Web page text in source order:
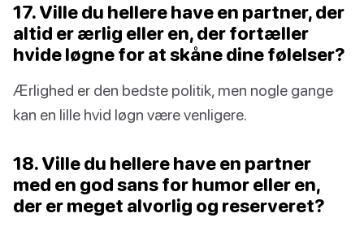
17. Ville du hellere have en partner, der
altid er ærlig eller en, der fortæller
hvide løgne for at skåne dine følelser?
Ærlighed er den bedste politik, men nogle gange
kan en lille hvid løgn være venligere.
18. Ville du hellere have en partner
med en god sans for humor eller en,
der er meget alvorlig og reserveret?